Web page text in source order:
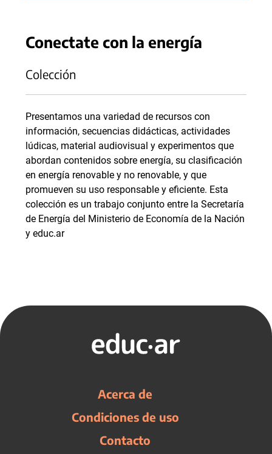
Conectate con la energía
Colección
Presentamos una variedad de recursos con
información, secuencias didácticas, actividades
lúdicas, material audiovisual y experimentos que
abordan contenidos sobre energía, su clasificación
en energía renovable y no renovable, y que
promueven su uso responsable y eficiente. Esta
colección es un trabajo conjunto entre la Secretaría
de Energía del Ministerio de Economía de la Nación
y educ.ar
Acerca de
Condiciones de uso
Contacto